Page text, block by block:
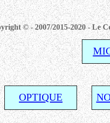
© - 2007/2015-2020 - Le
OPTIQUE